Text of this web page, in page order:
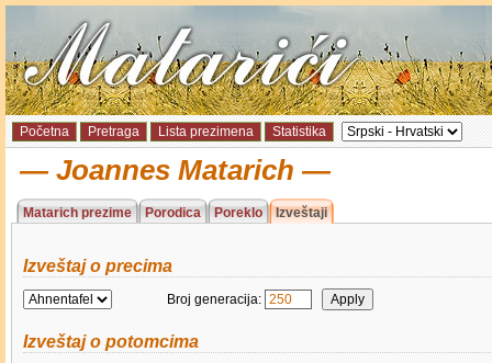
Početna Pretraga Lista prezimena Statistika
Joannes Matarich
Matarich prezime Porodica Poreklo Izveštaji
Izveštaj o precima
Broj generacija:
Izveštaj o potomcima